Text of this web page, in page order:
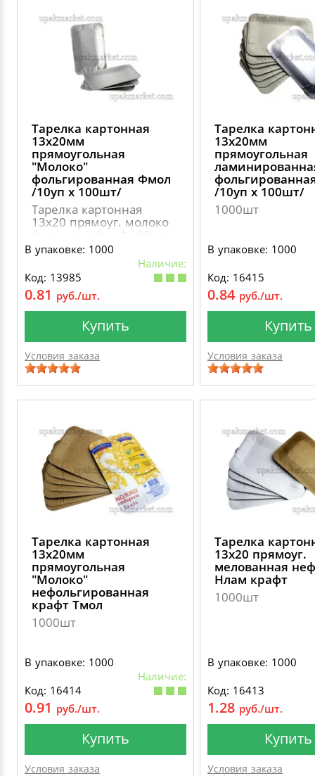
ПАКЕТЫ СЛАЙДЕРЫ И ЗИПЛОКИ ( ZIP
ПАКЕТЫ ПОЛИПРОПИЛЕНОВЫЕ
ПАКЕТЫ С ВЫРУБНЫМИ РУЧКАМИ
ПЛАСТИКОВЫЕ И БУМАЖНЫЕ ПАКЕТЫ
КУРЬЕРСКИЕ И ПОЧТОВЫЕ ПАКЕТЫ
ДЕКОРАТИВНЫЕ УКРАШЕНИЯ
УПАКОВКА ДЛЯ ТОРТОВ
УПАКОВКА ДЛЯ ЯИЦ
ВАТНО-БУМАЖНАЯ ПРОДУКЦИЯ
САЛФЕТКИ, ПОЛОТЕНЦА
САЛФЕТКИ ВЛАЖНЫЕ
ТУАЛЕТНАЯ БУМАГА
ИЗОЛЕНТЫ
КРЕППИРОВАННЫЕ ЛЕНТЫ
СКЛАДСКАЯ УПАКОВКА
СТИРАЛЬНЫЕ ПОРОШКИ
КОНДИЦИОНЕРЫ ДЛЯ БЕЛЬЯ
СРЕДСТВА ДЛЯ УБОРКИ И ЧИСТКИ
СРЕДСТВА ДЛЯ МЫТЬЯ ПОСУДЫ
НИКА
ФЛОРЕАЛЬ
АВТОХИМИЯ
Тарелка картонная
13х20мм
прямоугольная
"Молоко"
фольгированная Фмол
/10уп х 100шт/
Тарелка картонная
13х20 прямоуг. молоко
фольгир /10уп * 100шт/
(1000шт)
В упаковке: 1000
Наличие:
Код: 13985
0.81 руб./шт.
Купить
Условия заказа
Тарелка
13х20мм
прямоугольная
/10уп х 100шт/
1000шт
В упаковке: 1000
Код: 16415
0.84 руб./шт.
Купить
Условия заказа
Тарелка картонная
13х20мм
прямоугольная
"Молоко"
нефольгированная
крафт Тмол
1000шт
В упаковке: 1000
Наличие:
Код: 16414
0.91 руб./шт.
Купить
Условия заказа
Тарелка
13х20 прямоуг.
мелованная
Нлам крафт
1000шт
В упаковке: 1000
Код: 16413
1.28 руб./шт.
Купить
Условия заказа